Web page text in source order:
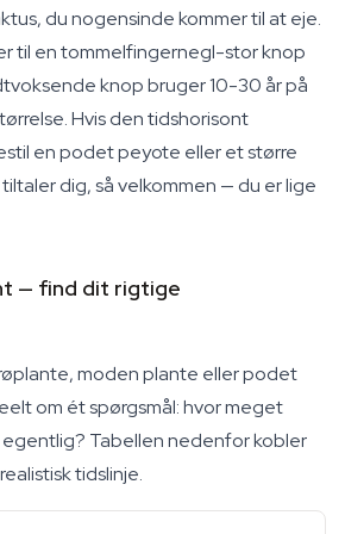
du nogensinde kommer til at eje.
til en tommelfingernegl-stor knop
knop bruger 10-30 år på
Hvis den tidshorisont
en podet peyote eller et større
dig, så velkommen — du er lige
— find dit rigtige
moden plante eller podet
om ét spørgsmål: hvor meget
Tabellen nedenfor kobler
tidslinje.